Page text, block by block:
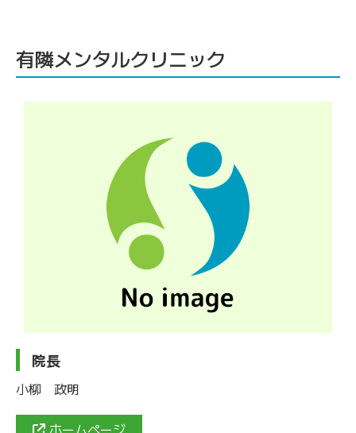
有隣メンタルクリニック
院長
小柳 政明
ホームページ